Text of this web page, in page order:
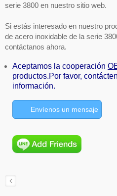
serie 3800 en nuestro sitio web.
Si estás interesado en nuestro
de acero inoxidable de la serie
contáctanos ahora.
Aceptamos la cooperación
productos.Por favor,
información.
Envíenos un mensaje